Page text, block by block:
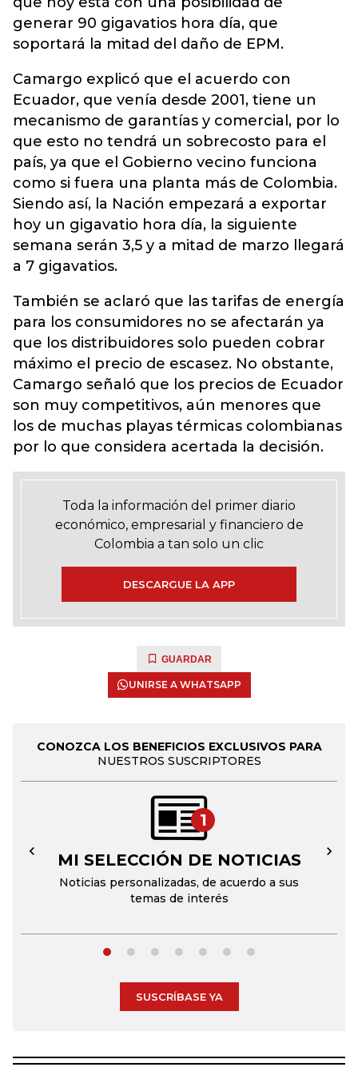
generar 90 gigavatios hora día, que
soportará la mitad del daño de EPM.
Camargo explicó que el acuerdo con
Ecuador, que venía desde 2001, tiene un
mecanismo de garantías y comercial, por lo
que esto no tendrá un sobrecosto para el
país, ya que el Gobierno vecino funciona
como si fuera una planta más de Colombia.
Siendo así, la Nación empezará a exportar
hoy un gigavatio hora día, la siguiente
semana serán 3,5 y a mitad de marzo llegará
a 7 gigavatios.
También se aclaró que las tarifas de energía
para los consumidores no se afectarán ya
que los distribuidores solo pueden cobrar
máximo el precio de escasez. No obstante,
Camargo señaló que los precios de Ecuador
son muy competitivos, aún menores que
los de muchas playas térmicas colombianas
por lo que considera acertada la decisión.
Toda la información del primer diario
económico, empresarial y financiero de
Colombia a tan solo un clic
DESCARGUE LA APP
GUARDAR
UNIRSE A WHATSAPP
CONOZCA LOS BENEFICIOS EXCLUSIVOS PARA
NUESTROS SUSCRIPTORES
1
MI SELECCIÓN DE NOTICIAS
Noticias personalizadas, de acuerdo a sus
temas de interés
← →
SUSCRÍBASE YA